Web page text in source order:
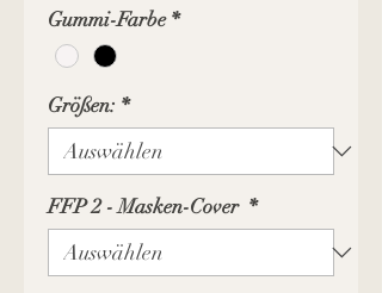
Gummi-Farbe *
Größen: *
FFP 2 - Masken-Cover *